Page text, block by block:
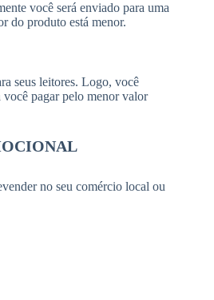
você será enviado para uma
do produto está menor.
seus leitores. Logo, você
você pagar pelo menor valor
no seu comércio local ou